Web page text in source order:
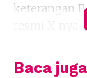
keterangan
resmi X-nya.
Baca